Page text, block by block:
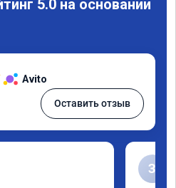
5.0 на основании
Avito
Оставить отзыв
З